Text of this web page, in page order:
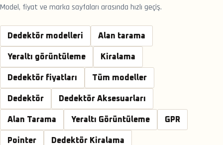
Model, fiyat ve marka sayfaları arasında hızlı geçiş.
Dedektör modelleri Alan tarama
Yeraltı görüntüleme Kiralama
Dedektör fiyatları Tüm modeller
Dedektör Dedektör Aksesuarları
Alan Tarama Yeraltı Görüntüleme GPR
Pointer Dedektör Kiralama